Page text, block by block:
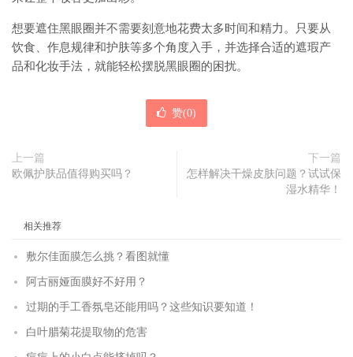
想要遮住黑眼圈并不需要刻意地花费太多时间和精力。只要从
饮食、作息规律和护肤等多个角度入手，并选择合适的遮瑕产
品和化妆手法，就能轻松摆脱黑眼圈的困扰。
赞(0)
上一篇
欧佩护肤品值得购买吗？
下一篇
怎样解决干燥皮肤问题？试试保
湿水精华！
相关推荐
敷尔佳面膜怎么挑？看图就懂
阿古丽娅面膜好不好用？
过期的手工香氛皂还能用吗？这些知识要知道！
白叶腊菊花提取物的危害